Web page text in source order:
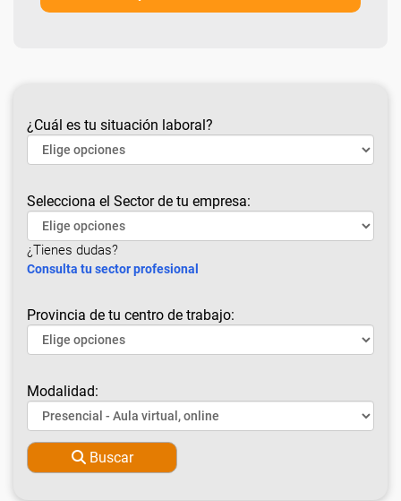
¿Cuál es tu situación laboral?
Selecciona el Sector de tu empresa:
¿Tienes dudas?
Consulta tu sector profesional
Provincia de tu centro de trabajo:
Modalidad:
Buscar